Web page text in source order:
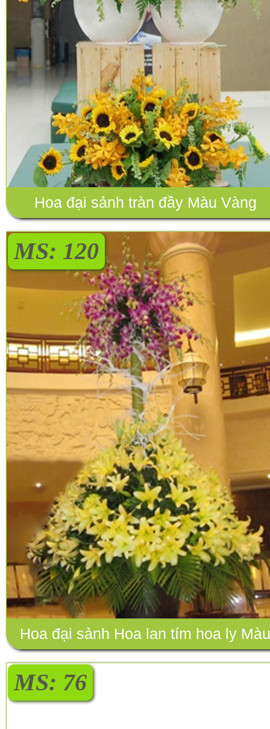
Hoa đại sảnh tràn đầy Màu Vàng
Hoa đại sảnh Hoa lan tím hoa ly Màu
Vàng
MS: 120
MS: 76